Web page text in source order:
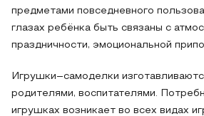
предметами повседневного
глазах ребёнка быть связаны с
праздничности, эмоциональной
Игрушки–самоделки
родителями, воспитателями.
игрушках возникает во всех видах